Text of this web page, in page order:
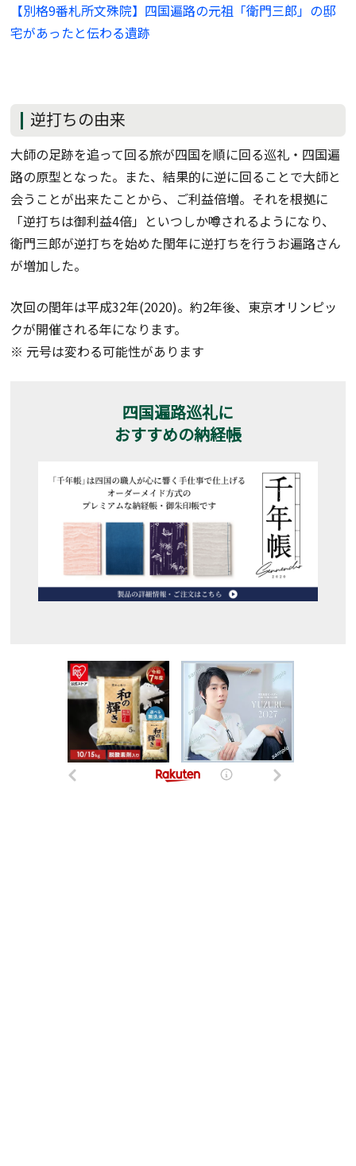
【別格9番札所文殊院】四国遍路の元祖「衛門三郎」の邸
宅があったと伝わる遺跡
逆打ちの由来
大師の足跡を追って回る旅が四国を順に回る巡礼・四国遍
路の原型となった。また、結果的に逆に回ることで大師と
会うことが出来たことから、ご利益倍増。それを根拠に
「逆打ちは御利益4倍」といつしか噂されるようになり、
衛門三郎が逆打ちを始めた閏年に逆打ちを行うお遍路さん
が増加した。
次回の閏年は平成32年(2020)。約2年後、東京オリンピッ
クが開催される年になります。
※ 元号は変わる可能性があります
四国遍路巡礼に
おすすめの納経帳